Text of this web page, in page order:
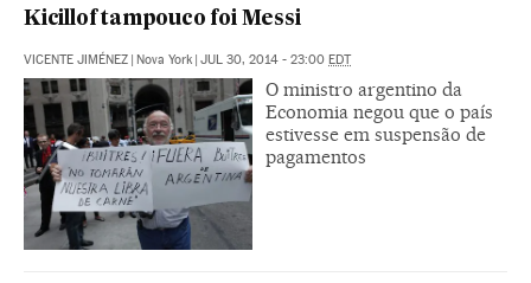
Kicillof tampouco foi Messi
VICENTE JIMÉNEZ | Nova York | JUL 30, 2014 - 23:00 EDT
O ministro argentino da
Economia negou que o país
estivesse em suspensão de
pagamentos